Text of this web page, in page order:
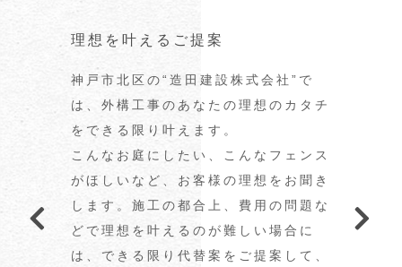
理想を叶えるご提案
神戸市北区の“造田建設株式会社”で
は、外構工事のあなたの理想のカタチ
をできる限り叶えます。
こんなお庭にしたい、こんなフェンス
がほしいなど、お客様の理想をお聞き
します。施工の都合上、費用の問題な
どで理想を叶えるのが難しい場合に
は、できる限り代替案をご提案して、
地域密着で丁寧な施工
神戸市北区の“造田建設株式会社”は、
地域密着の外構工事の会社です。
弊社は主に外構工事をメインで行って
いますが、クロスやフローリングの張
り替えなど内装リフォームも承りま
す。
地域密着だからこそ丁寧かつスピーデ
ィに対応可能です。丁寧な施工をモッ
理想を叶えるご提案
神戸市北区の“造田建設株式会社”で
は、外構工事のあなたの理想のカタチ
をできる限り叶えます。
こんなお庭にしたい、こんなフェンス
がほしいなど、お客様の理想をお聞き
します。施工の都合上、費用の問題な
どで理想を叶えるのが難しい場合に
は、できる限り代替案をご提案して、
地域密着で丁寧な施工
神戸市北区の“造田建設株式会社”は、
地域密着の外構工事の会社です。
弊社は主に外構工事をメインで行って
いますが、クロスやフローリングの張
り替えなど内装リフォームも承りま
す。
地域密着だからこそ丁寧かつスピーデ
ィに対応可能です。丁寧な施工をモッ